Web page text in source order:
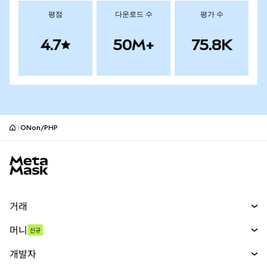
평점
4.7
다운로드 수
50M+
평가 수
75.8K
ONon/PHP
거래
무기한 선물
머니 신규
개발자